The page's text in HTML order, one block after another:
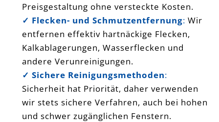
Preisgestaltung ohne versteckte Kosten.
✓ Flecken- und Schmutzentfernung: Wir
entfernen effektiv hartnäckige Flecken,
Kalkablagerungen, Wasserflecken und
andere Verunreinigungen.
✓ Sichere Reinigungsmethoden:
Sicherheit hat Priorität, daher verwenden
wir stets sichere Verfahren, auch bei hohen
und schwer zugänglichen Fenstern.